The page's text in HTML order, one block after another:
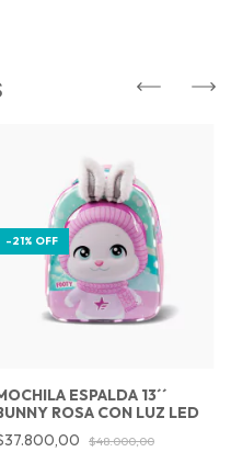
-21% OFF
ESPALDA 13´´
ROSA CON LUZ LED
$48.000,00